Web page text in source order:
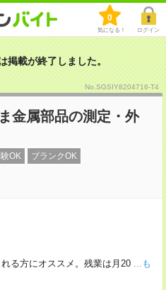
0
気になる！ ログイン
掲載が終了しました。
No.SGSIY8204716-T4
金属部品の測定・外
OK ブランクOK
る方にオススメ。残業は月20 ...も